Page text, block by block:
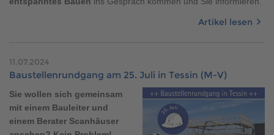
Artikel lesen
11.07.2024
Baustellenrundgang am 25. Juli in Tessin (M-V)
Sie wollen sich gemeinsam
mit einem Bauleiter und
einem Berater Scanhäuser